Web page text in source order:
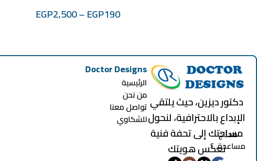
EGP190
–
EGP2,500
دكتور ديزين، حيث يلتقي
الإبداع بالاحترافية، لنحول
مساحتك إلى تحفة فنية
تعكس هويتك
Doctor Designs
الرئيسية
من نحن
تواصل معنا
للشكاوي
محتاج
مساعدة..؟